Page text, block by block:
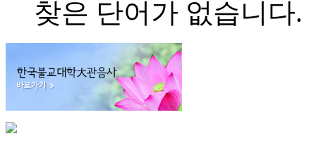
찾은 단어가 없습니다.